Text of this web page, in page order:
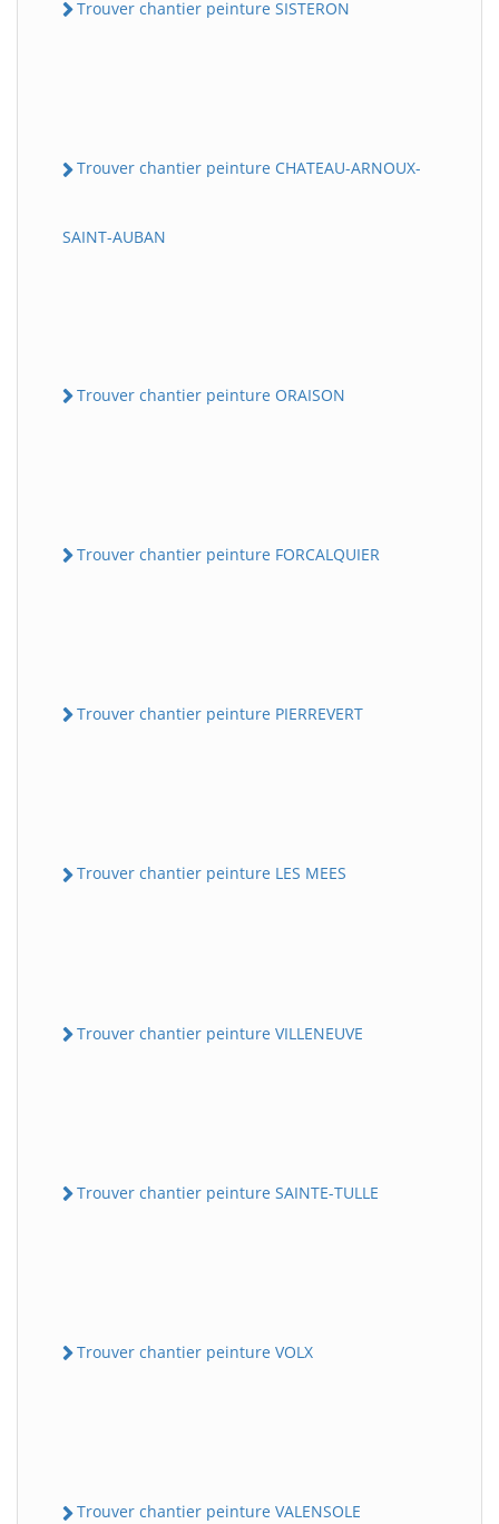
Trouver chantier peinture SISTERON
Trouver chantier peinture CHATEAU-ARNOUX-
SAINT-AUBAN
Trouver chantier peinture ORAISON
Trouver chantier peinture FORCALQUIER
Trouver chantier peinture PIERREVERT
Trouver chantier peinture LES MEES
Trouver chantier peinture VILLENEUVE
Trouver chantier peinture SAINTE-TULLE
Trouver chantier peinture VOLX
Trouver chantier peinture VALENSOLE